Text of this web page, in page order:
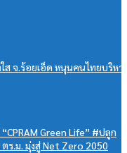
ส จ.ร้อยเอ็ด หนุนคนไทยบริหา
Green Life” #ปลูก
ร.ม. มุ่งสู่ Net Zero 2050